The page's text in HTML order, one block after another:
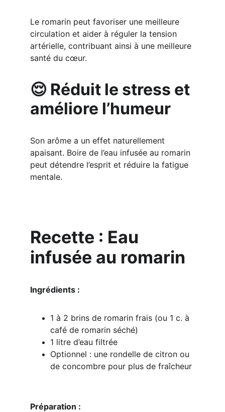
Le romarin peut favoriser une meilleure
circulation et aider à réguler la tension
artérielle, contribuant ainsi à une meilleure
santé du cœur.
😌 Réduit le stress et
améliore l’humeur
Son arôme a un effet naturellement
apaisant. Boire de l’eau infusée au romarin
peut détendre l’esprit et réduire la fatigue
mentale.
Recette : Eau
infusée au romarin
Ingrédients :
1 à 2 brins de romarin frais (ou 1 c. à
café de romarin séché)
1 litre d’eau filtrée
Optionnel : une rondelle de citron ou
de concombre pour plus de fraîcheur
Préparation :